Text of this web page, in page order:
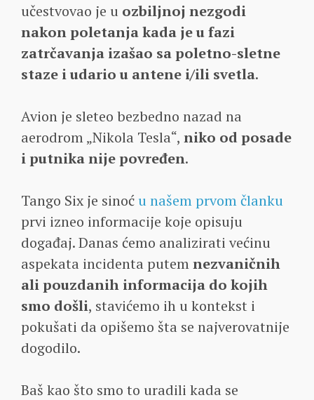
učestvovao je u ozbiljnoj nezgodi
nakon poletanja kada je u fazi
zatrčavanja izašao sa poletno-sletne
staze i udario u antene i/ili svetla.
Avion je sleteo bezbedno nazad na
aerodrom „Nikola Tesla“, niko od posade
i putnika nije povređen.
Tango Six je sinoć u našem prvom članku
prvi izneo informacije koje opisuju
događaj. Danas ćemo analizirati većinu
aspekata incidenta putemnezvaničnih
ali pouzdanih informacija do kojih
smo došli, stavićemo ih u kontekst i
pokušati da opišemo šta se najverovatnije
dogodilo.
Baš kao što smo to uradili kada se